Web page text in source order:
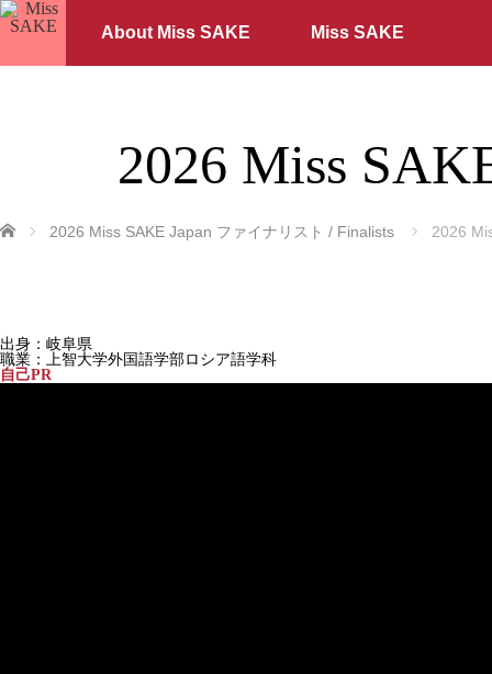
About Miss SAKE Miss SAKE
2026 Miss
ホーム 2026 Miss SAKE Japan ファイナリスト / Finalists 2026
出身：岐阜県
職業：上智大学外国語学部ロシア語学科
自己PR